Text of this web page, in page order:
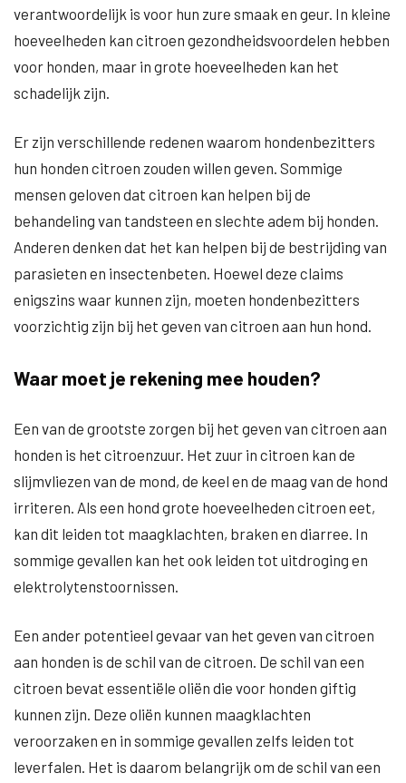
verantwoordelijk is voor hun zure smaak en geur. In kleine
hoeveelheden kan citroen gezondheidsvoordelen hebben
voor honden, maar in grote hoeveelheden kan het
schadelijk zijn.
Er zijn verschillende redenen waarom hondenbezitters
hun honden citroen zouden willen geven. Sommige
mensen geloven dat citroen kan helpen bij de
behandeling van tandsteen en slechte adem bij honden.
Anderen denken dat het kan helpen bij de bestrijding van
parasieten en insectenbeten. Hoewel deze claims
enigszins waar kunnen zijn, moeten hondenbezitters
voorzichtig zijn bij het geven van citroen aan hun hond.
Waar moet je rekening mee houden?
Een van de grootste zorgen bij het geven van citroen aan
honden is het citroenzuur. Het zuur in citroen kan de
slijmvliezen van de mond, de keel en de maag van de hond
irriteren. Als een hond grote hoeveelheden citroen eet,
kan dit leiden tot maagklachten, braken en diarree. In
sommige gevallen kan het ook leiden tot uitdroging en
elektrolytenstoornissen.
Een ander potentieel gevaar van het geven van citroen
aan honden is de schil van de citroen. De schil van een
citroen bevat essentiële oliën die voor honden giftig
kunnen zijn. Deze oliën kunnen maagklachten
veroorzaken en in sommige gevallen zelfs leiden tot
leverfalen. Het is daarom belangrijk om de schil van een